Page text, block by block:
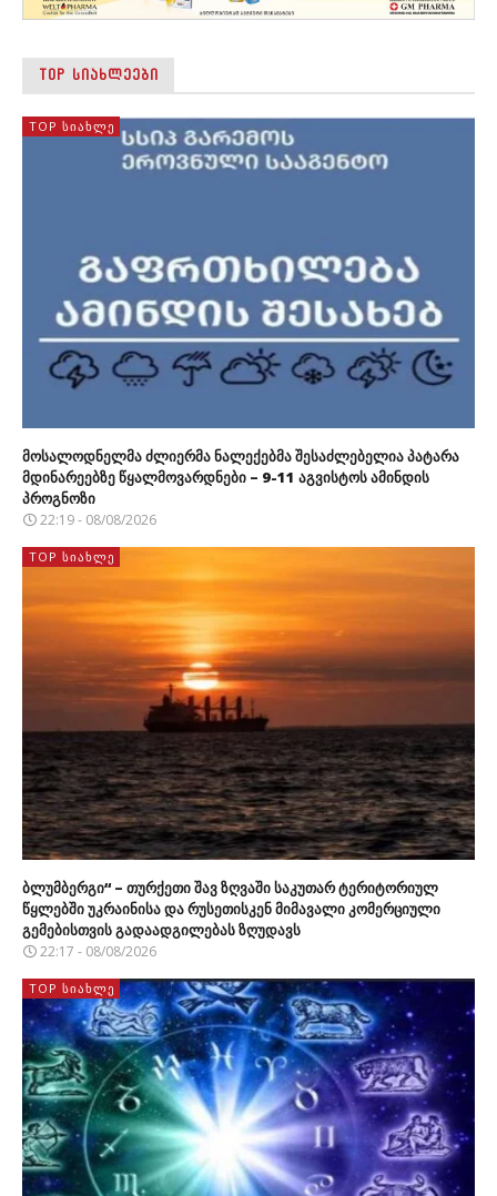
TOP ᲡᲘᲐᲮᲚᲔᲔᲑᲘ
TOP ᲡᲘᲐᲮᲚᲔ
მოსალოდნელმა ძლიერმა ნალექებმა შესაძლებელია პატარა
მდინარეებზე წყალმოვარდნები – 9-11 აგვისტოს ამინდის
პროგნოზი
22:19 - 08/08/2026
TOP ᲡᲘᲐᲮᲚᲔ
ბლუმბერგი“ – თურქეთი შავ ზღვაში საკუთარ ტერიტორიულ
წყლებში უკრაინისა და რუსეთისკენ მიმავალი კომერციული
გემებისთვის გადაადგილებას ზღუდავს
22:17 - 08/08/2026
TOP ᲡᲘᲐᲮᲚᲔ